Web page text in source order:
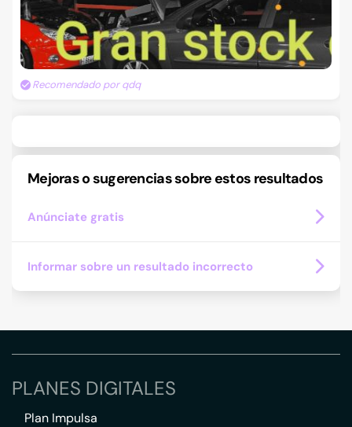
Recomendado por qdq
Mejoras o sugerencias sobre estos resultados
Anúnciate gratis
Informar sobre un resultado incorrecto
PLANES DIGITALES
Plan Impulsa